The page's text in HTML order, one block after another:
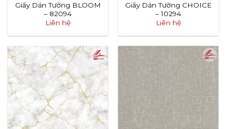
Giấy Dán Tường BLOOM
– 82094
Liên hệ
Giấy Dán Tường CHOICE
– 10294
Liên hệ